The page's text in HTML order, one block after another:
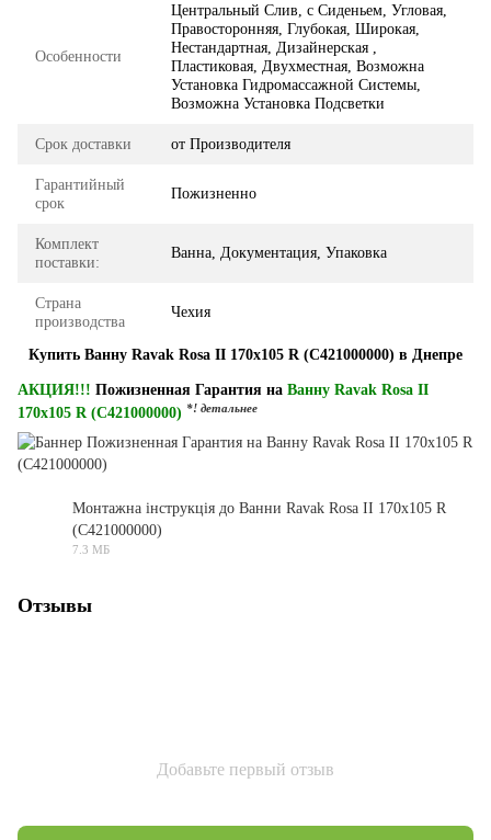
Особенности
Центральный Слив, с Сиденьем, Угловая,
Правосторонняя, Глубокая, Широкая,
Нестандартная, Дизайнерская ,
Пластиковая, Двухместная, Возможна
Установка Гидромассажной Системы,
Возможна Установка Подсветки
Срок доставки от Производителя
Гарантийный
срок
Пожизненно
Комплект
поставки:
Ванна, Документация, Упаковка
Страна
производства
Чехия
Купить Ванну Ravak Rosa II 170x105 R (C421000000) в Днепре
АКЦИЯ!!! Пожизненная Гарантия на Ванну Ravak Rosa II
170x105 R (C421000000) *! детальнее
Монтажна інструкція до Ванни Ravak Rosa II 170x105 R
(C421000000)
7.3 МБ
Отзывы
Добавьте первый отзыв